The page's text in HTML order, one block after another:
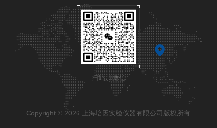
扫码加微信
Copyright © 2026 上海培因实验仪器有限公司版权所有